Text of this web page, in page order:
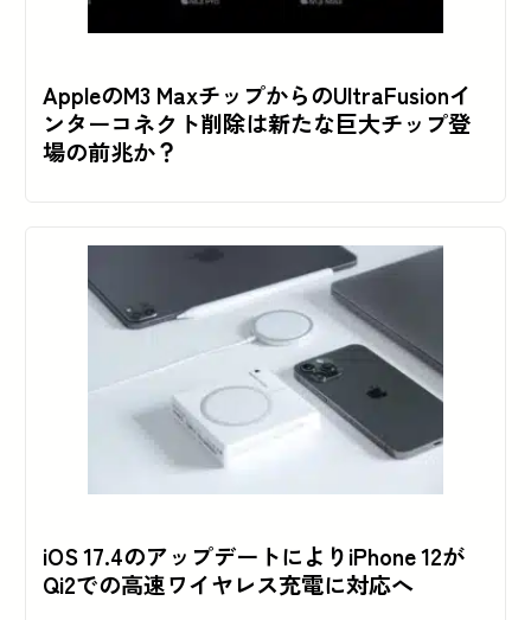
AppleのM3 MaxチップからのUltraFusionイ
ンターコネクト削除は新たな巨大チップ登
場の前兆か？
iOS 17.4のアップデートによりiPhone 12が
Qi2での高速ワイヤレス充電に対応へ